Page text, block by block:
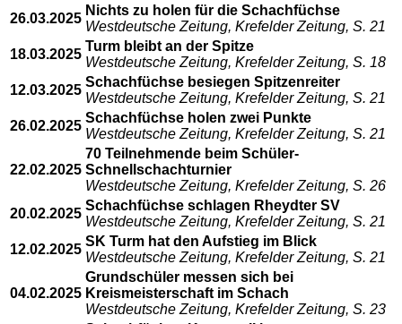
26.03.2025
Nichts zu holen für die Schachfüchse
Westdeutsche Zeitung, Krefelder Zeitung, S. 21
18.03.2025
Turm bleibt an der Spitze
Westdeutsche Zeitung, Krefelder Zeitung, S. 18
12.03.2025
Schachfüchse besiegen Spitzenreiter
Westdeutsche Zeitung, Krefelder Zeitung, S. 21
26.02.2025
Schachfüchse holen zwei Punkte
Westdeutsche Zeitung, Krefelder Zeitung, S. 21
22.02.2025
70 Teilnehmende beim Schüler-
Schnellschachturnier
Westdeutsche Zeitung, Krefelder Zeitung, S. 26
20.02.2025
Schachfüchse schlagen Rheydter SV
Westdeutsche Zeitung, Krefelder Zeitung, S. 21
12.02.2025
SK Turm hat den Aufstieg im Blick
Westdeutsche Zeitung, Krefelder Zeitung, S. 21
04.02.2025
Grundschüler messen sich bei
Kreismeisterschaft im Schach
Westdeutsche Zeitung, Krefelder Zeitung, S. 23